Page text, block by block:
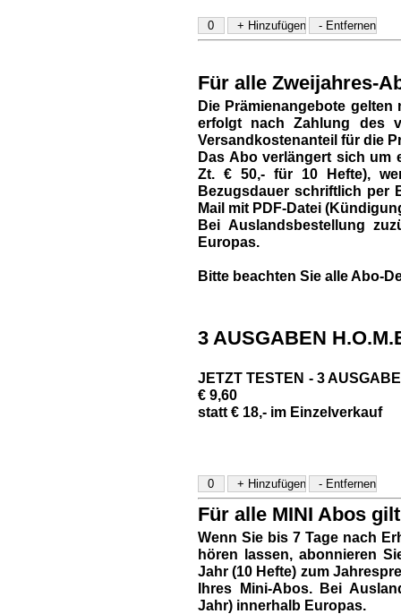
Für alle Zweijahres-
Die Prämienangebote
erfolgt nach Zahlung des
Versandkostenanteil für die
Das Abo verlängert sich um
Zt. € 50,- für 10 Hefte),
Bezugsdauer schriftlich per
Mail mit PDF-Datei
Bei Auslandsbestellung
Europas.
Bitte beachten Sie alle Abo-
3 AUSGABEN
JETZT TESTEN - 3
€ 9,60
statt € 18,- im Einzelverkauf
Für alle MINI Abos
Wenn Sie bis 7 Tage nach
hören lassen, abonnieren
Jahr (10 Hefte) zum
Ihres Mini-Abos. Bei
Jahr) innerhalb Europas.